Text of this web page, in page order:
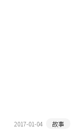
2017-01-04 故事